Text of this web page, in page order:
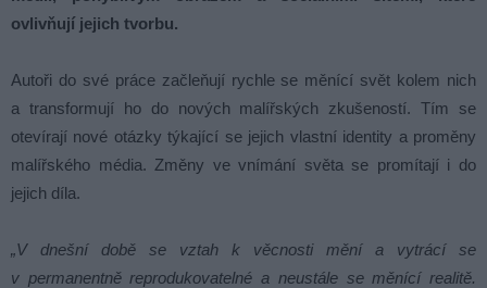
ovlivňují jejich tvorbu.
Autoři do své práce začleňují rychle se měnící svět kolem nich
a transformují ho do nových malířských zkušeností. Tím se
otevírají nové otázky týkající se jejich vlastní identity a proměny
malířského média. Změny ve vnímání světa se promítají i do
jejich díla.
„V dnešní době se vztah k věcnosti mění a vytrácí se
v permanentně reprodukovatelné a neustále se měnící realitě.